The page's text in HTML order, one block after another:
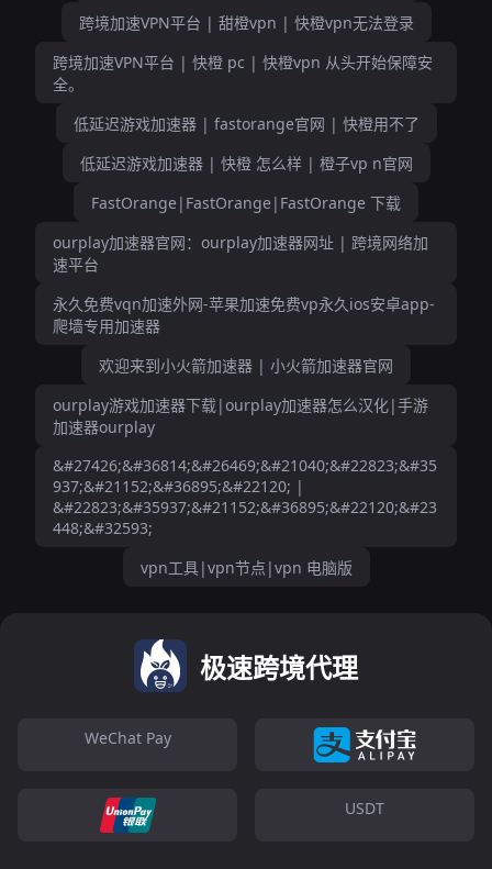
跨境加速VPN平台 | 甜橙vpn | 快橙vpn无法登录
跨境加速VPN平台 | 快橙 pc | 快橙vpn 从头开始保障安
全。
低延迟游戏加速器 | fastorange官网 | 快橙用不了
低延迟游戏加速器 | 快橙 怎么样 | 橙子vp n官网
FastOrange|FastOrange|FastOrange 下载
ourplay加速器官网：ourplay加速器网址 | 跨境网络加
速平台
永久免费vqn加速外网-苹果加速免费vp永久ios安卓app-
爬墙专用加速器
欢迎来到小火箭加速器 | 小火箭加速器官网
ourplay游戏加速器下载|ourplay加速器怎么汉化|手游
加速器ourplay
&#27426;&#36814;&#26469;&#21040;&#22823;&#35
937;&#21152;&#36895;&#22120; |
&#22823;&#35937;&#21152;&#36895;&#22120;&#23
448;&#32593;
vpn工具|vpn节点|vpn 电脑版
极速跨境代理
WeChat Pay
USDT